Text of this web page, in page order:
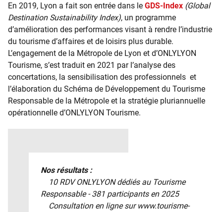
En 2019, Lyon a fait son entrée dans le GDS-Index (Global
Destination Sustainability Index), un programme
d’amélioration des performances visant à rendre l’industrie
du tourisme d’affaires et de loisirs plus durable.
L’engagement de la Métropole de Lyon et d’ONLYLYON
Tourisme, s’est traduit en 2021 par l’analyse des
concertations, la sensibilisation des professionnels et
l’élaboration du Schéma de Développement du Tourisme
Responsable de la Métropole et la stratégie pluriannuelle
opérationnelle d’ONLYLYON Tourisme.
Nos résultats :
10 RDV ONLYLYON dédiés au Tourisme
Responsable - 381 participants en 2025
Consultation en ligne surwww.tourisme-